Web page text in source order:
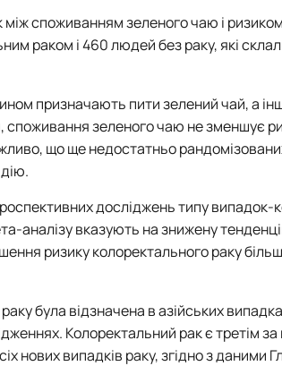
споживанням зеленого чаю і ризиком
раком і 460 людей без раку, які
призначають пити зелений чай, а
зеленого чаю не зменшує
що ще недостатньо
досліджень типу випадок-
аналізу вказують на знижену
ризику колоректального раку
була відзначена в азійських
Колоректальний рак є третім за
нових випадків раку, згідно з даними